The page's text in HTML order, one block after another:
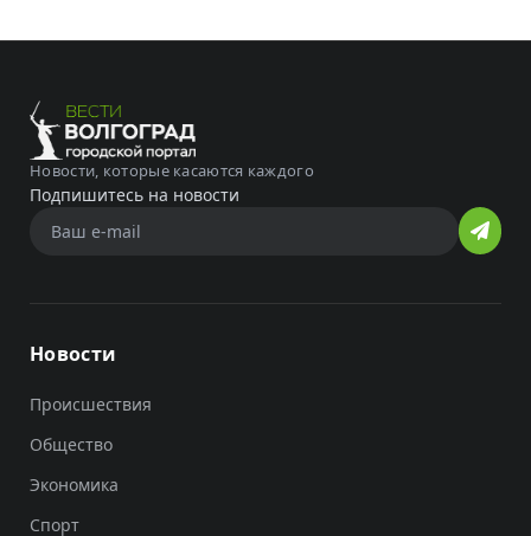
Новости, которые касаются каждого
Подпишитесь на новости
Новости
Происшествия
Общество
Экономика
Спорт